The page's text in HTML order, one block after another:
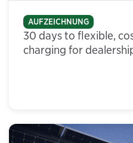
AUFZEICHNUNG
30 days to flexible,
charging for